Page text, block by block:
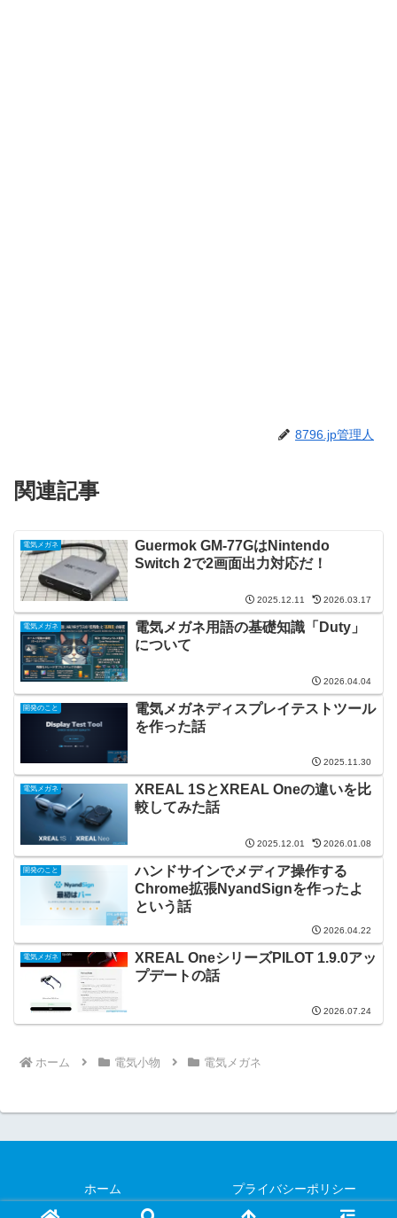
8796.jp管理人
関連記事
電気メガネ
Guermok GM-77GはNintendo
Switch 2で2画面出力対応だ！
2025.12.11 2026.03.17
電気メガネ
電気メガネ用語の基礎知識「Duty」
について
2026.04.04
開発のこと
電気メガネディスプレイテストツール
を作った話
2025.11.30
電気メガネ
XREAL 1SとXREAL Oneの違いを比
較してみた話
2025.12.01 2026.01.08
開発のこと
ハンドサインでメディア操作する
Chrome拡張NyandSignを作ったよ
という話
2026.04.22
電気メガネ
XREAL OneシリーズPILOT 1.9.0アッ
プデートの話
2026.07.24
ホーム 電気小物 電気メガネ
ホーム プライバシーポリシー